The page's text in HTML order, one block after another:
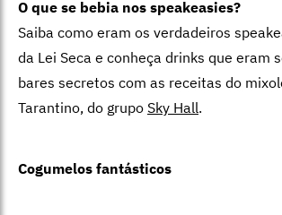
O que se bebia nos speakeasies?
Saiba como eram os verdadeiros
da Lei Seca e conheça drinks que eram
bares secretos com as receitas do
Tarantino, do grupo Sky Hall.
Cogumelos fantásticos